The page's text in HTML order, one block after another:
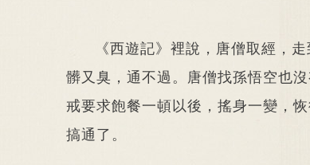
《西遊記》裡說，唐僧取經，
髒又臭，通不過。唐僧找孫悟空也
戒要求飽餐一頓以後，搖身一變，
搞通了。